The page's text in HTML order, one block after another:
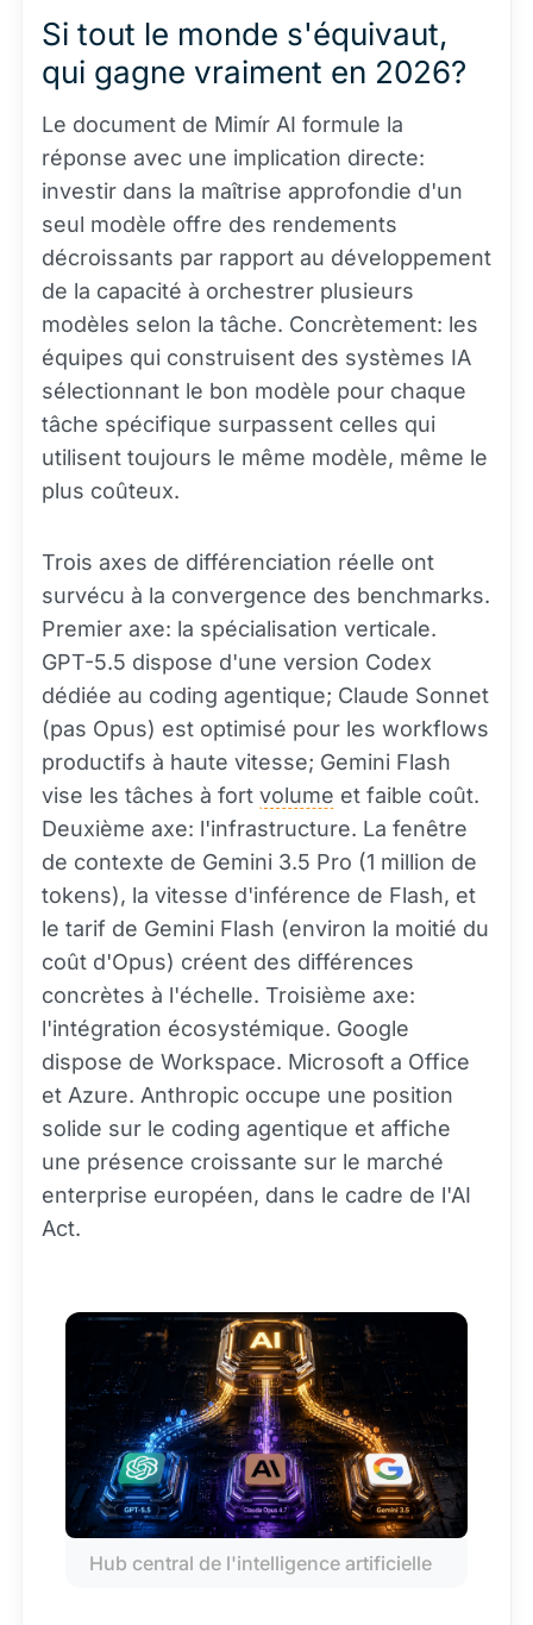
Si tout le monde s'équivaut,
qui gagne vraiment en 2026?
Le document de Mimír AI formule la
réponse avec une implication directe:
investir dans la maîtrise approfondie d'un
seul modèle offre des rendements
décroissants par rapport au développement
de la capacité à orchestrer plusieurs
modèles selon la tâche. Concrètement: les
équipes qui construisent des systèmes IA
sélectionnant le bon modèle pour chaque
tâche spécifique surpassent celles qui
utilisent toujours le même modèle, même le
plus coûteux.
Trois axes de différenciation réelle ont
survécu à la convergence des benchmarks.
Premier axe: la spécialisation verticale.
GPT-5.5 dispose d'une version Codex
dédiée au coding agentique; Claude Sonnet
(pas Opus) est optimisé pour les workflows
productifs à haute vitesse; Gemini Flash
vise les tâches à fort volume et faible coût.
Deuxième axe: l'infrastructure. La fenêtre
de contexte de Gemini 3.5 Pro (1 million de
tokens), la vitesse d'inférence de Flash, et
le tarif de Gemini Flash (environ la moitié du
coût d'Opus) créent des différences
concrètes à l'échelle. Troisième axe:
l'intégration écosystémique. Google
dispose de Workspace. Microsoft a Office
et Azure. Anthropic occupe une position
solide sur le coding agentique et affiche
une présence croissante sur le marché
enterprise européen, dans le cadre de l'AI
Act.
Hub central de l'intelligence artificielle